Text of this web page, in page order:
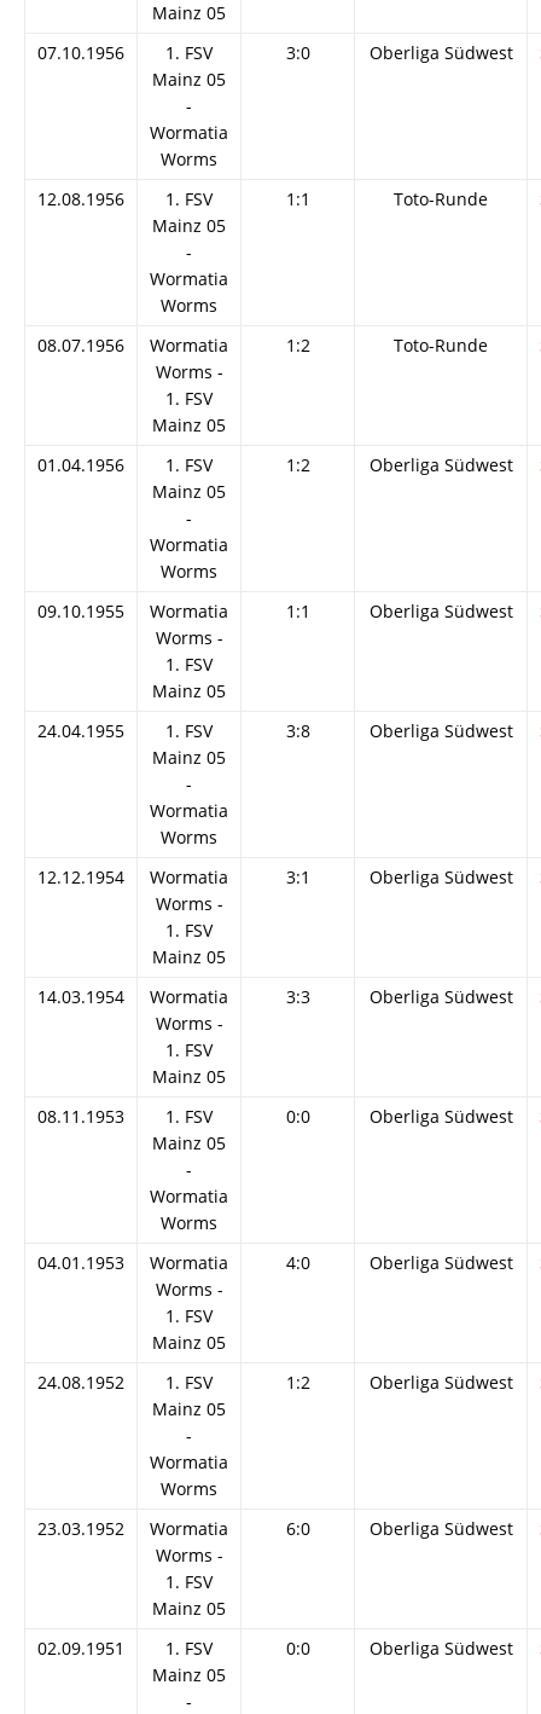
Mainz 05
07.10.1956
1. FSV
Mainz 05
-
Wormatia
Worms
3:0 Oberliga Südwest
12.08.1956
1. FSV
Mainz 05
-
Wormatia
Worms
1:1 Toto-Runde
08.07.1956
Wormatia
Worms -
1. FSV
Mainz 05
1:2 Toto-Runde
01.04.1956
1. FSV
Mainz 05
-
Wormatia
Worms
1:2 Oberliga Südwest
09.10.1955
Wormatia
Worms -
1. FSV
Mainz 05
1:1 Oberliga Südwest
24.04.1955
1. FSV
Mainz 05
-
Wormatia
Worms
3:8 Oberliga Südwest
12.12.1954
Wormatia
Worms -
1. FSV
Mainz 05
3:1 Oberliga Südwest
14.03.1954
Wormatia
Worms -
1. FSV
Mainz 05
3:3 Oberliga Südwest
08.11.1953
1. FSV
Mainz 05
-
Wormatia
Worms
0:0 Oberliga Südwest
04.01.1953
Wormatia
Worms -
1. FSV
Mainz 05
4:0 Oberliga Südwest
24.08.1952
1. FSV
Mainz 05
-
Wormatia
Worms
1:2 Oberliga Südwest
23.03.1952
Wormatia
Worms -
1. FSV
Mainz 05
6:0 Oberliga Südwest
02.09.1951
1. FSV
Mainz 05
-
0:0 Oberliga Südwest